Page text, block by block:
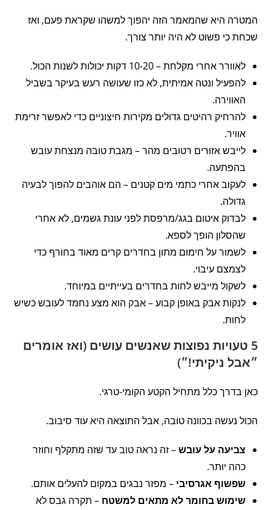
המטרה היא שהמאמר הזה יהפוך למשהו שקראת פעם, ואז
שכחת כי פשוט לא היה יותר צורך.
לאוורר אחרי מקלחת – 10-20 דקות יכולות לשנות הכול.
להפעיל ונטה אמיתית, לא כזו שעושה רעש בעיקר בשביל
האווירה.
להרחיק רהיטים גדולים מקירות חיצוניים כדי לאפשר זרימת
אוויר.
לייבש אזורים רטובים מהר – מגבת טובה מנצחת עובש
בהפתעה.
לעקוב אחרי כתמי מים קטנים – הם אוהבים להפוך לבעיה
גדולה.
לבדוק איטום בגג/מרפסת לפני עונת גשמים, לא אחרי
שהסלון הופך לספא.
לשמור על חימום מתון בחדרים קרים מאוד בחורף כדי
לצמצם עיבוי.
לשקול מייבש לחות בחדרים בעייתיים במיוחד.
לנקות אבק באופן קבוע – אבק הוא מצע נחמד לעובש כשיש
לחות.
5 טעויות נפוצות שאנשים עושים (ואז אומרים
״אבל ניקיתי!״)
כאן בדרך כלל מתחיל הקטע הקומי-טרגי.
הכול נעשה בכוונה טובה, אבל התוצאה היא עוד סיבוב.
צביעה על עובש– זה נראה טוב עד שזה מתקלף וחוזר
כהה יותר.
שפשוף אגרסיבי – מפזר נבגים במקום להעלים אותם.
שימוש בחומר לא מתאים למשטח – תקרה גבס לא